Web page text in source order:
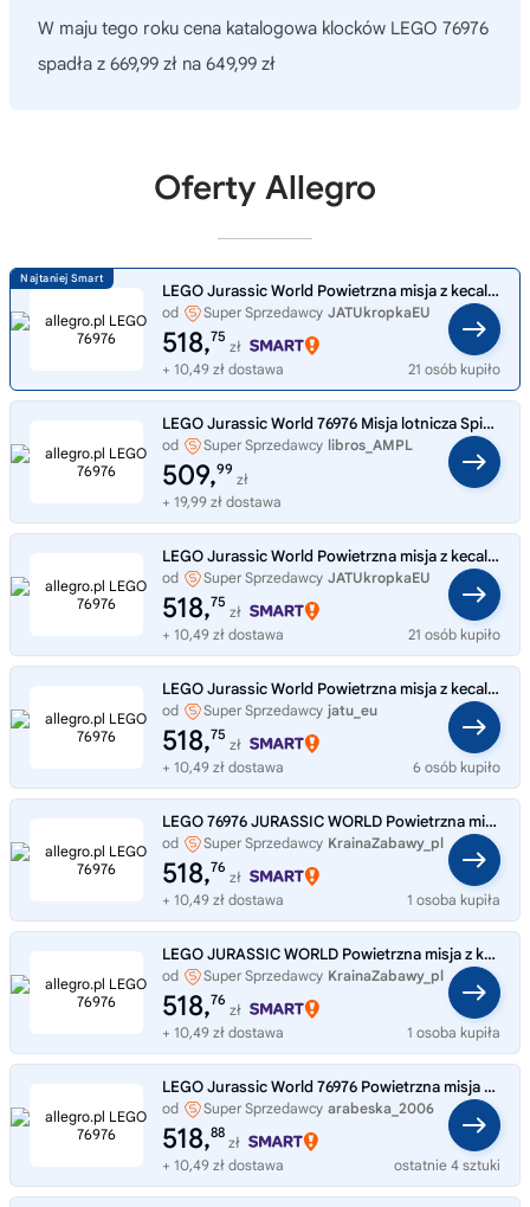
W maju tego roku cena katalogowa klocków LEGO 76976
spadła z 669,99 zł na 649,99 zł
Oferty Allegro
LEGO Jurassic World Powietrzna misja z kecalkoatlem i spinozaurem 76976
od Super Sprzedawcy JATUkropkaEU
518,75
zł
+ 10,49 zł dostawa
21 osób kupiło
LEGO Jurassic World 76976 Misja lotnicza Spinosaurus i Quetzalcoatl LEGO
od Super Sprzedawcy libros_AMPL
509,99
zł
+ 19,99 zł dostawa
LEGO Jurassic World Powietrzna misja z kecalkoatlem i spinozaurem 76976
od Super Sprzedawcy JATUkropkaEU
518,75
zł
+ 10,49 zł dostawa
21 osób kupiło
LEGO Jurassic World Powietrzna misja z kecalkoatlem i spinozaurem 76976
od Super Sprzedawcy jatu_eu
518,75
zł
+ 10,49 zł dostawa
6 osób kupiło
LEGO 76976 JURASSIC WORLD Powietrzna misja z kecalkoatlem i spinozaurem
od Super Sprzedawcy KrainaZabawy_pl
518,76
zł
+ 10,49 zł dostawa
1 osoba kupiła
LEGO JURASSIC WORLD Powietrzna misja z kecalkoatlem i spinozaurem 76976
od Super Sprzedawcy KrainaZabawy_pl
518,76
zł
+ 10,49 zł dostawa
1 osoba kupiła
LEGO Jurassic World 76976 Powietrzna misja z kecalkoatlem i spinozaurem
od Super Sprzedawcy arabeska_2006
518,88
zł
+ 10,49 zł dostawa
ostatnie 4 sztuki